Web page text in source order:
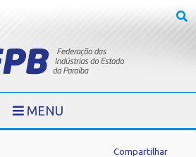
MENU
Compartilhar